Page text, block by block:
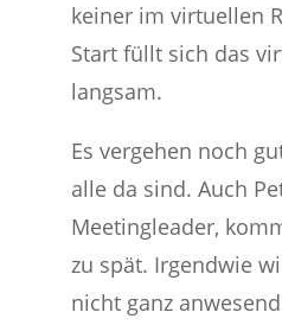
keiner im virtuellen
Start füllt sich das
langsam.
Es vergehen noch
alle da sind. Auch
Meetingleader,
zu spät. Irgendwie
nicht ganz